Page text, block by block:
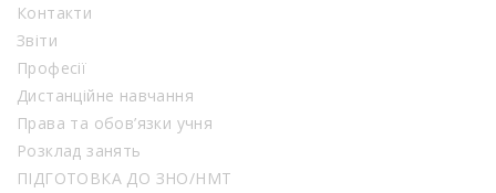
Контакти
Звіти
Професії
Дистанційне навчання
Права та обов’язки учня
Розклад занять
ПІДГОТОВКА ДО ЗНО/НМТ